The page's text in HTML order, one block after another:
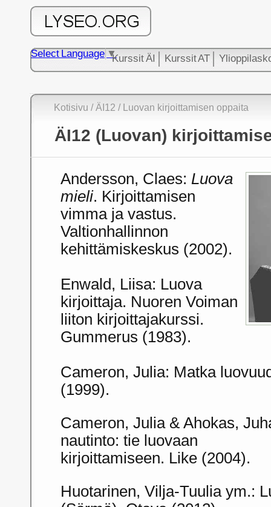
Kurssit ÄI Kurssit AT
Select Language ▼
Kotisivu / ÄI12 / Luovan kirjoittamisen oppaita
ÄI12 (Luovan)
Andersson, Claes: Luova
mieli. Kirjoittamisen
vimma ja vastus.
Valtionhallinnon
kehittämiskeskus (2002).
Enwald, Liisa: Luova
kirjoittaja. Nuoren Voiman
liiton kirjoittajakurssi.
Gummerus (1983).
Cameron, Julia: Matka
(1999).
Cameron, Julia & Ahokas,
nautinto: tie luovaan
kirjoittamiseen. Like (2004).
Huotarinen, Vilja-Tuulia ym.: